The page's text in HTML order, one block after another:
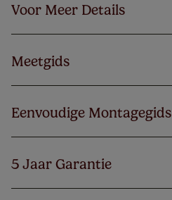
Voor Meer Details
Meetgids
Eenvoudige Montagegids
5 Jaar Garantie